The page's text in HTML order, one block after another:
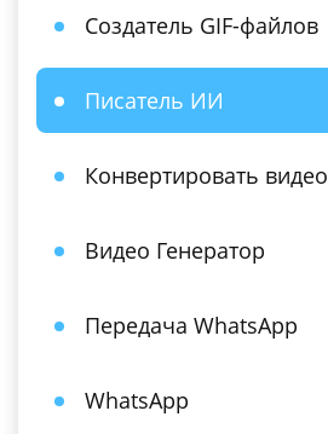
Создатель GIF-файлов
Писатель ИИ
Конвертировать видео
Видео Генератор
Передача WhatsApp
WhatsApp